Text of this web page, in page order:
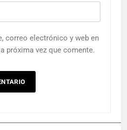
correo electrónico y web en
próxima vez que comente.